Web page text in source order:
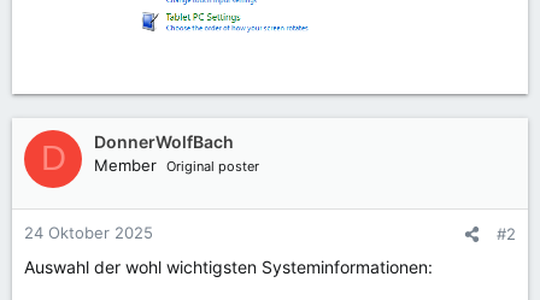
D DonnerWolfBach
Member Original poster
24 Oktober 2025 #2
Auswahl der wohl wichtigsten Systeminformationen: